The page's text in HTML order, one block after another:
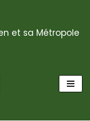
et sa Métropole